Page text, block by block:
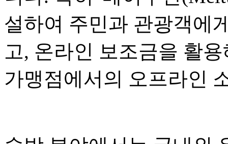
설하여 주민과 관광객에
고, 온라인 보조금을 활
가맹점에서의 오프라인